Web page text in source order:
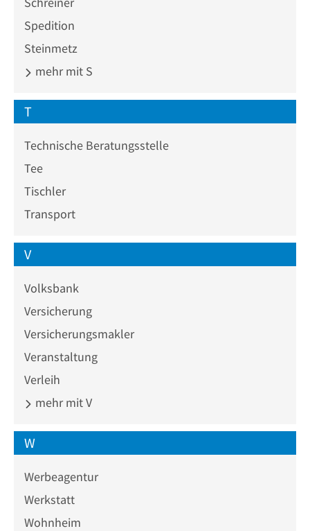
Spedition
Steinmetz
mehr mit S
T
Technische Beratungsstelle
Tee
Tischler
Transport
V
Volksbank
Versicherung
Versicherungsmakler
Veranstaltung
Verleih
mehr mit V
W
Werbeagentur
Werkstatt
Wohnheim